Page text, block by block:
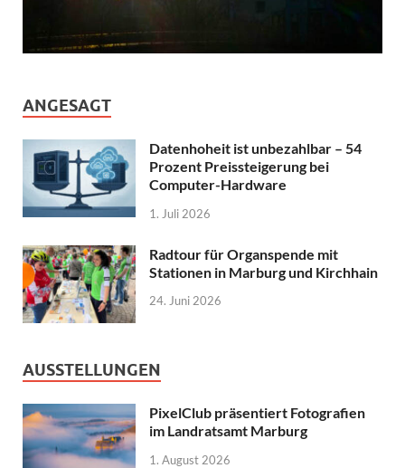
ANGESAGT
Datenhoheit ist unbezahlbar – 54
Prozent Preissteigerung bei
Computer-Hardware
1. Juli 2026
Radtour für Organspende mit
Stationen in Marburg und Kirchhain
24. Juni 2026
AUSSTELLUNGEN
PixelClub präsentiert Fotografien
im Landratsamt Marburg
1. August 2026